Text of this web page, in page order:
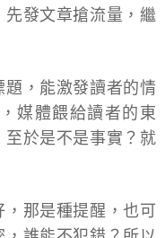
發文章搶流量，繼
，能激發讀者的情
媒體餵給讀者的東
於是不是事實？就
那是種提醒，也可